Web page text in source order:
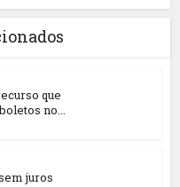
que
no...
juros